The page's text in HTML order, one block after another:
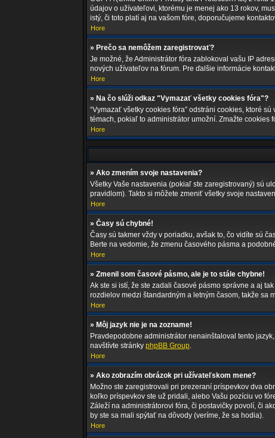
údajov o užívateľovi, ktorému je menej ako 13 rokov,
istý, či toto platí aj na vašom fóre, doporučujeme
Hore
» Prečo sa nemôžem zaregistrovať?
Je možné, že Administrátor fóra zablokoval vašu IP
nových užívateľov na fórum. Pre ďalšie informácie
Hore
» Na čo slúži odkaz "Vymazať všetky cookies fóra"?
“Vymazať všetky cookies fóra” odstráni cookies, ktoré
témach, pokiaľ to administrátor umožní. Zmažte cookies
Hore
» Ako zmením svoje nastavenia?
Všetky Vaše nastavenia (pokiaľ ste zaregistrovaný) sú
pravidlom). Takto si môžete zmeniť všetky svoje
Hore
» Časy sú chybné!
Časy sú takmer vždy v poriadku, avšak to, čo vidíte sú
Berte na vedomie, že zmenu časového pásma a
Hore
» Zmenil som časové pásmo, ale je to stále chybne!
Ak ste si istí, že ste zadali časové pásmo správne a aj
rozdielov medzi štandardným a letným časom, takže
Hore
» Môj jazyk nie je na zozname!
Pravdepodobne administrátor nenainštaloval tento
navštívte stránky phpBB Group.
Hore
» Ako zobrazím obrázok pri užívateľskom mene?
Možno ste zaregistrovali pri prezeraní príspevkov dva
koľko príspevkov ste už pridali, alebo Vašu pozíciu vo
Záleží na administrátorovi fóra, či postavičky povolí, či
by ste sa mali spýtať na dôvody (veríme, že sa hodia).
Hore